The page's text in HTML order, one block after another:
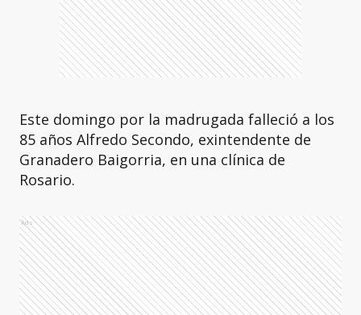
Este domingo por la madrugada falleció a los
85 años Alfredo Secondo, exintendente de
Granadero Baigorria, en una clínica de
Rosario.
Ads